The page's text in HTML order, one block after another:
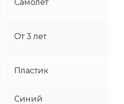
Самолет
От 3 лет
Пластик
Синий